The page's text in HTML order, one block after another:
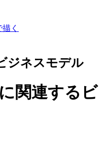
く
ジネスモデル
関連するビ